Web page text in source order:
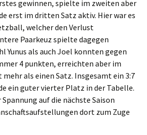
gewinnen, spielte im zweiten aber
erst im dritten Satz aktiv. Hier war es
welcher den Verlust
Paarkeuz spielte dagegen
Yunus als auch Joel konnten gegen
4 punkten, erreichten aber im
als einen Satz. Insgesamt ein 3:7
ein guter vierter Platz in der Tabelle.
auf die nächste Saison
dort zum Zuge